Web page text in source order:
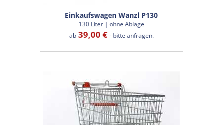
Einkaufswagen Wanzl P130
130 Liter | ohne Ablage
ab39,00 € - bitte anfragen.